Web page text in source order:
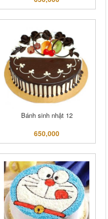
Bánh sinh nhật 12
650,000